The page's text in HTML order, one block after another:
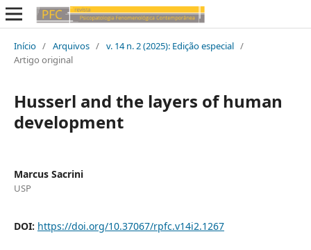
Início / Arquivos / v. 14 n. 2 (2025): Edição especial /
Artigo original
Husserl and the layers of human
development
Marcus Sacrini
USP
DOI: https://doi.org/10.37067/rpfc.v14i2.1267